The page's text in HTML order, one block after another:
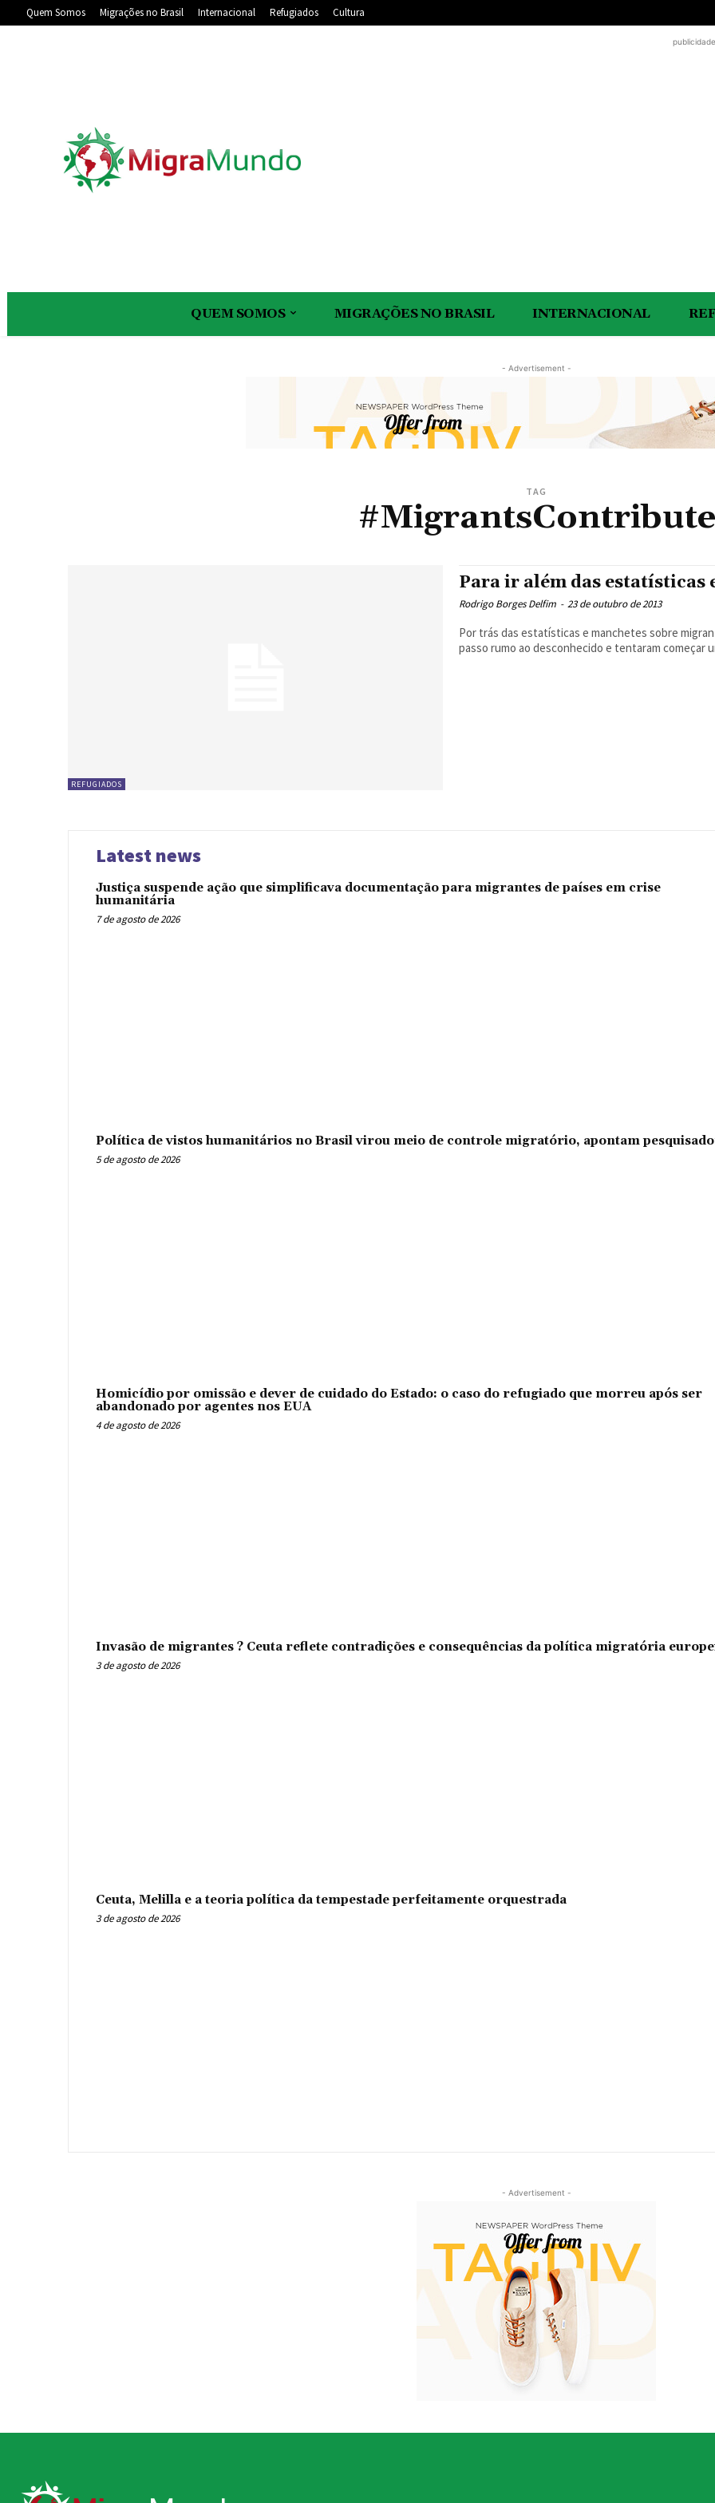
Quem Somos Migrações no Brasil Internacional Refugiados Cultura
QUEM SOMOS MIGRAÇÕES NO BRASIL INTERNACIONAL
- Advertisement -
TAG
#MigrantsContribute
REFUGIADOS
Para ir além das estatísticas
Rodrigo Borges Delfim - 23 de outubro de 2013
Por trás das estatísticas e manchetes sobre
passo rumo ao desconhecido e tentaram começar
Latest news
Justiça suspende ação que simplificava documentação para migrantes de países em crise
humanitária
7 de agosto de 2026
Política de vistos humanitários no Brasil virou meio de controle migratório, apontam
5 de agosto de 2026
Homicídio por omissão e dever de cuidado do Estado: o caso do refugiado que morreu após ser
abandonado por agentes nos EUA
4 de agosto de 2026
Invasão de migrantes ? Ceuta reflete contradições e consequências da política migratória
3 de agosto de 2026
Ceuta, Melilla e a teoria política da tempestade perfeitamente orquestrada
3 de agosto de 2026
- Advertisement -